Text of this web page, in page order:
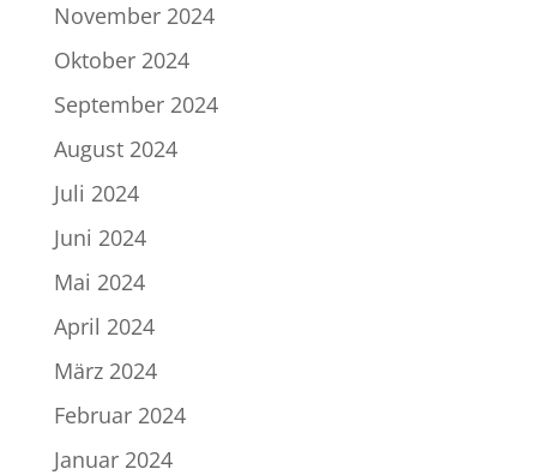
November 2024
Oktober 2024
September 2024
August 2024
Juli 2024
Juni 2024
Mai 2024
April 2024
März 2024
Februar 2024
Januar 2024